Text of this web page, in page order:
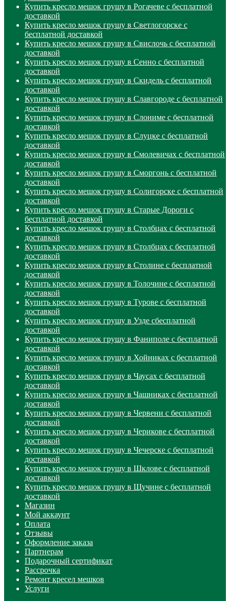
Купить кресло мешок грушу в Рогачеве с бесплатной
доставкой
Купить кресло мешок грушу в Светлогорске с
бесплатной доставкой
Купить кресло мешок грушу в Свислочь с бесплатной
доставкой
Купить кресло мешок грушу в Сенно с бесплатной
доставкой
Купить кресло мешок грушу в Скидель с бесплатной
доставкой
Купить кресло мешок грушу в Славгороде с бесплатной
доставкой
Купить кресло мешок грушу в Слониме с бесплатной
доставкой
Купить кресло мешок грушу в Слуцке с бесплатной
доставкой
Купить кресло мешок грушу в Смолевичах с бесплатной
доставкой
Купить кресло мешок грушу в Сморгонь с бесплатной
доставкой
Купить кресло мешок грушу в Солигорске с бесплатной
доставкой
Купить кресло мешок грушу в Старые Дороги с
бесплатной доставкой
Купить кресло мешок грушу в Столбцах с бесплатной
доставкой
Купить кресло мешок грушу в Столбцах с бесплатной
доставкой
Купить кресло мешок грушу в Столине с бесплатной
доставкой
Купить кресло мешок грушу в Толочине с бесплатной
доставкой
Купить кресло мешок грушу в Турове с бесплатной
доставкой
Купить кресло мешок грушу в Узде сбесплатной
доставкой
Купить кресло мешок грушу в Фаниполе с бесплатной
доставкой
Купить кресло мешок грушу в Хойниках с бесплатной
доставкой
Купить кресло мешок грушу в Чаусах с бесплатной
доставкой
Купить кресло мешок грушу в Чашниках с бесплатной
доставкой
Купить кресло мешок грушу в Червени с бесплатной
доставкой
Купить кресло мешок грушу в Черикове с бесплатной
доставкой
Купить кресло мешок грушу в Чечерске с бесплатной
доставкой
Купить кресло мешок грушу в Шклове с бесплатной
доставкой
Купить кресло мешок грушу в Щучине с бесплатной
доставкой
Магазин
Мой аккаунт
Оплата
Отзывы
Оформление заказа
Партнерам
Подарочный сертификат
Рассрочка
Ремонт кресел мешков
Услуги